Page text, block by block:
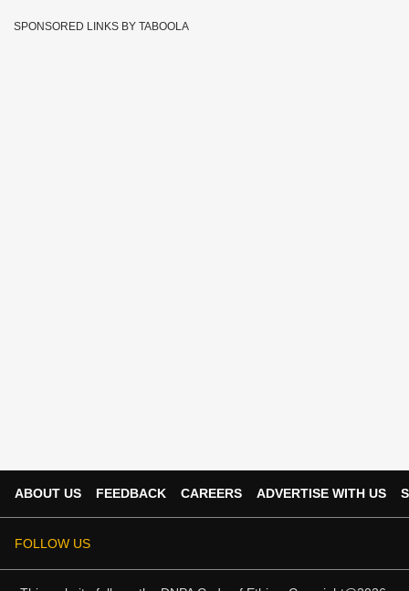
SPONSORED LINKS BY TABOOLA
ABOUT US FEEDBACK CAREERS ADVERTISE WITH US
FOLLOW US